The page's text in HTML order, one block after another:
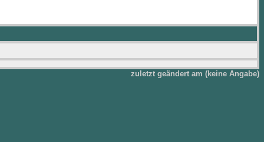
zuletzt geändert am (keine Angabe)